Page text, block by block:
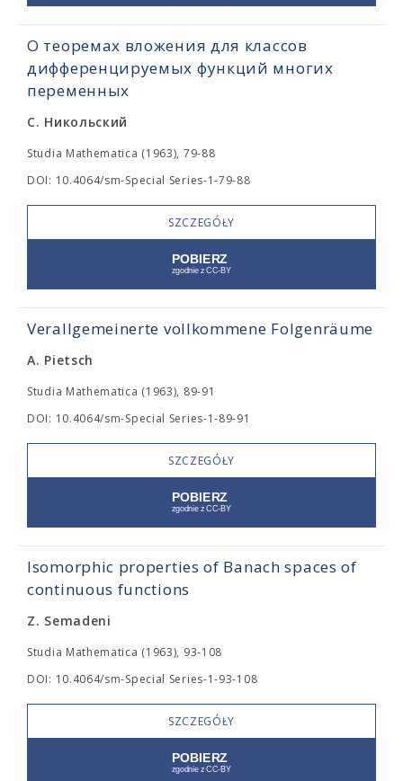
О теоремах вложения для классов
дифференцируемых функций многих
переменных
С. Никольский
Studia Mathematica (1963), 79-88
DOI: 10.4064/sm-Special Series-1-79-88
SZCZEGÓŁY
Verallgemeinerte vollkommene Folgenräume
A. Pietsch
Studia Mathematica (1963), 89-91
DOI: 10.4064/sm-Special Series-1-89-91
SZCZEGÓŁY
Isomorphic properties of Banach spaces of
continuous functions
Z. Semadeni
Studia Mathematica (1963), 93-108
DOI: 10.4064/sm-Special Series-1-93-108
SZCZEGÓŁY